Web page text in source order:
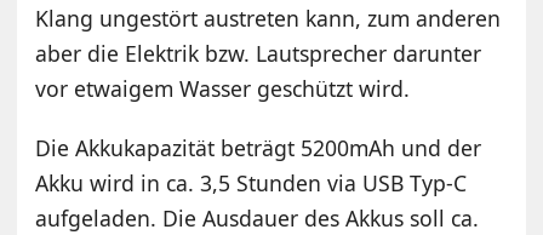
Klang ungestört austreten kann, zum anderen
aber die Elektrik bzw. Lautsprecher darunter
vor etwaigem Wasser geschützt wird.
Die Akkukapazität beträgt 5200mAh und der
Akku wird in ca. 3,5 Stunden via USB Typ-C
aufgeladen. Die Ausdauer des Akkus soll ca.